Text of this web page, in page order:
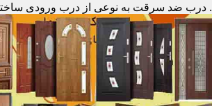
. درب ضد سرقت به نوعی از درب ورودی